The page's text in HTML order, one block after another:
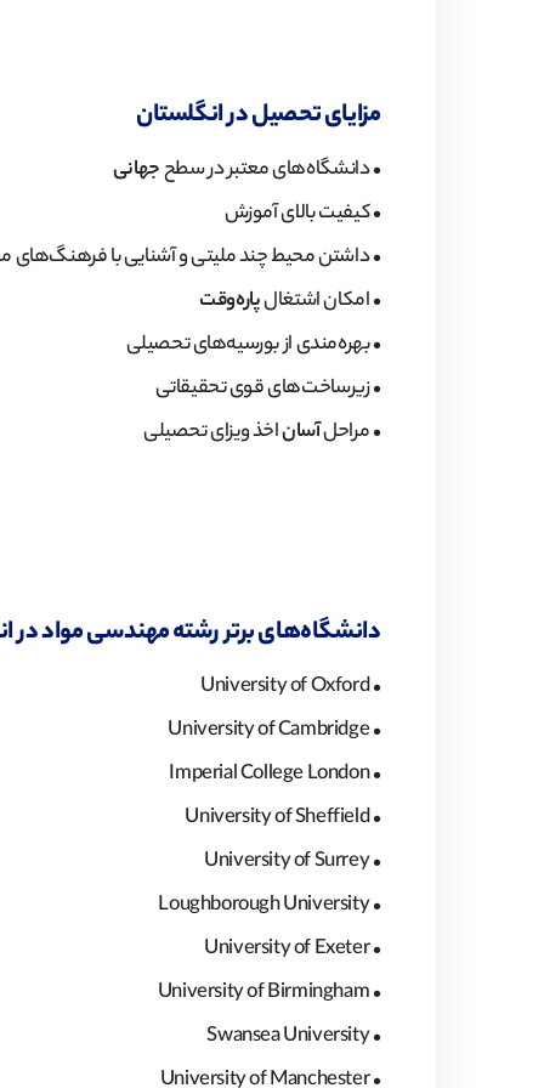
مزایای تحصیل‌ در انگلستان
• دانشگاه‌های معتبر در سطحجهانی
• کیفیت بالای آموزش
• داشتن محیط چند ملیتی و آشنایی با فرهنگ‌های
• امکان اشتغالپاره‌وقت
• بهره‌مندی از بورسیه‌های تحصیلی
• زیرساخت‌های قوی تحقیقاتی
• مراحلآساناخذ ویزای تحصیلی
دانشگاه‌های برتر رشته مهندسی مواد در
• University of Oxford
• University of Cambridge
• Imperial College London
• University of Sheffield
• University of Surrey
• Loughborough University
• University of Exeter
• University of Birmingham
• Swansea University
• University of Manchester